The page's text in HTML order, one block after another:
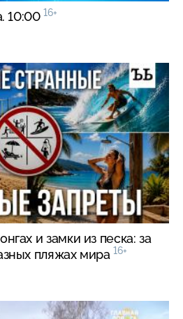
10:00 16+
и замки из песка: за
пляжах мира 16+